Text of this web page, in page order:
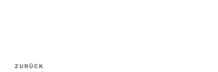
Beitrags-
Vorheriger
ZURÜCK